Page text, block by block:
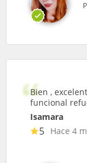
Bien ,
funcional
Isamara
5 Hace 4